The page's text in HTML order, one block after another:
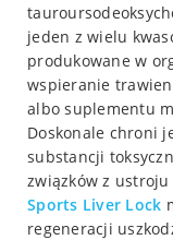
jeden z wielu
produkowane w
wspieranie
albo suplementu
Doskonale chroni
substancji
związków z
Sports Liver Lock
regeneracji